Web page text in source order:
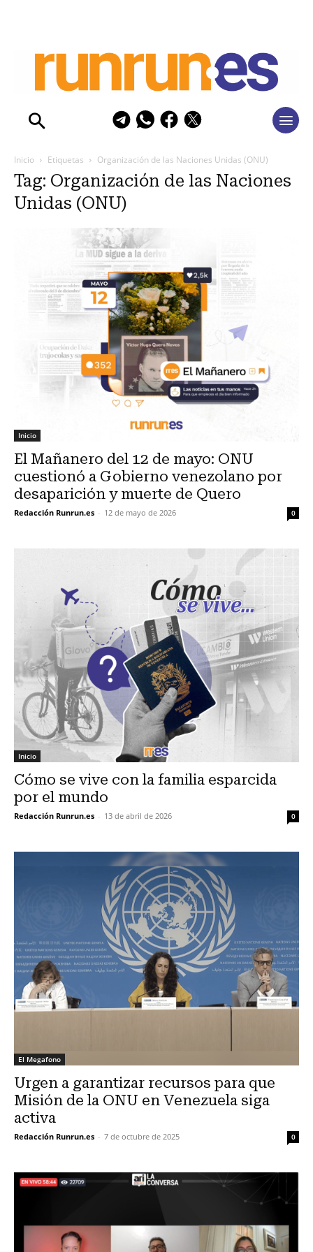
Inicio Etiquetas Organización de las Naciones Unidas (ONU)
Tag: Organización de las Naciones
Unidas (ONU)
Inicio
El Mañanero del 12 de mayo: ONU
cuestionó a Gobierno venezolano por
desaparición y muerte de Quero
Redacción Runrun.es - 12 de mayo de 2026 0
Inicio
Cómo se vive con la familia esparcida
por el mundo
Redacción Runrun.es - 13 de abril de 2026 0
El Megafono
Urgen a garantizar recursos para que
Misión de la ONU en Venezuela siga
activa
Redacción Runrun.es - 7 de octubre de 2025 0